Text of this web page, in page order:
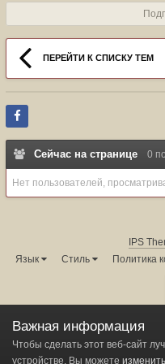
ПЕРЕЙТИ К СПИСКУ ТЕМ
Сейчас на странице 0
Нет пользователей,
IPS
Язык
Стиль Политика
Администрация
Powered
Важная информация
Чтобы сделать этот веб-сайт
устройстве. Вы можете